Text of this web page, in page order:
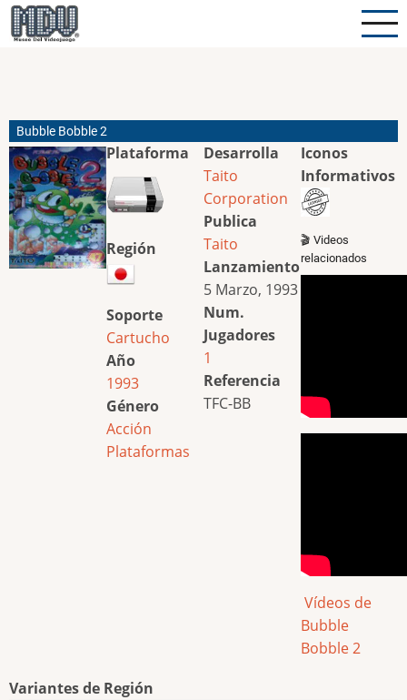
Pasar
al
Bubble Bobble 2
Plataforma
Región
Soporte
Cartucho
Año
1993
Género
Acción
Plataformas
Desarrolla
Taito
Corporation
Publica
Taito
Lanzamiento
5 Marzo, 1993
Num.
Jugadores
1
Referencia
TFC-BB
Iconos
Informativos
🎬 Videos
relacionados
Vídeos de
Bubble
Bobble 2
Variantes de Región